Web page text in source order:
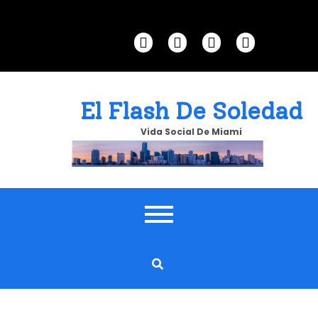
El Flash De Soledad
Vida Social De Miami